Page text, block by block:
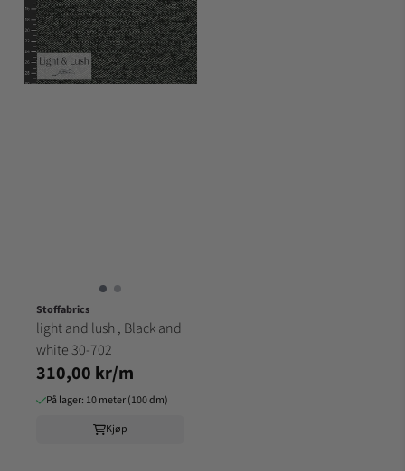
Stoffabrics
light and lush , Black and
white 30-702
310,00 kr/m
På lager: 10 meter (100 dm)
Kjøp